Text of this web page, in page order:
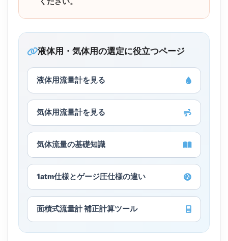
液体用・気体用の選定に役立つページ
液体用流量計を見る
気体用流量計を見る
気体流量の基礎知識
1atm仕様とゲージ圧仕様の違い
面積式流量計 補正計算ツール